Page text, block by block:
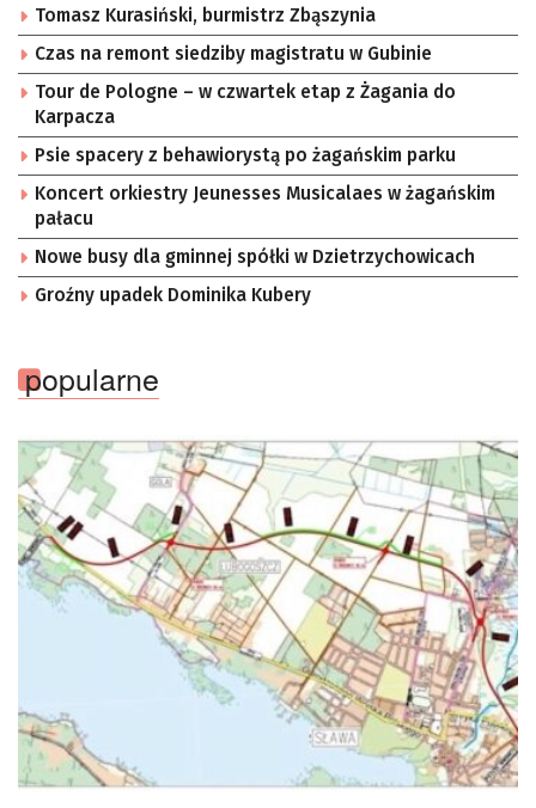
Tomasz Kurasiński, burmistrz Zbąszynia
Czas na remont siedziby magistratu w Gubinie
Tour de Pologne – w czwartek etap z Żagania do
Karpacza
Psie spacery z behawiorystą po żagańskim parku
Koncert orkiestry Jeunesses Musicalaes w żagańskim
pałacu
Nowe busy dla gminnej spółki w Dzietrzychowicach
Groźny upadek Dominika Kubery
popularne